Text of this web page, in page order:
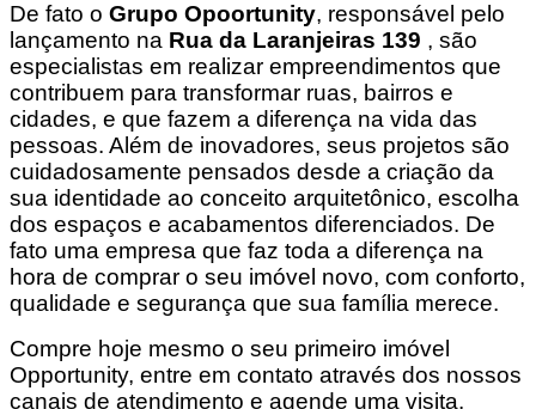
De fato o Grupo Opoortunity, responsável pelo
lançamento na Rua da Laranjeiras 139 , são
especialistas em realizar empreendimentos que
contribuem para transformar ruas, bairros e
cidades, e que fazem a diferença na vida das
pessoas. Além de inovadores, seus projetos são
cuidadosamente pensados desde a criação da
sua identidade ao conceito arquitetônico, escolha
dos espaços e acabamentos diferenciados. De
fato uma empresa que faz toda a diferença na
hora de comprar o seu imóvel novo, com conforto,
qualidade e segurança que sua família merece.
Compre hoje mesmo o seu primeiro imóvel
Opportunity, entre em contato através dos nossos
canais de atendimento e agende uma visita.